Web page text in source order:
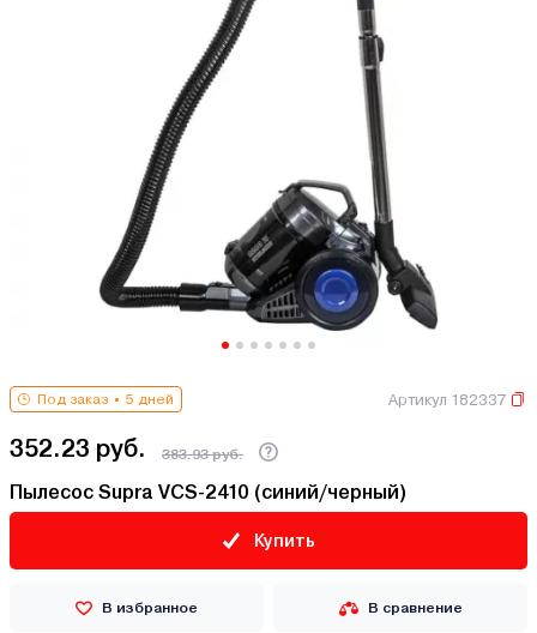
Под заказ 5 дней Артикул 182337
352.23 руб. 383.93 руб.
Пылесос Supra VCS-2410 (синий/черный)
Купить
В избранное В сравнение